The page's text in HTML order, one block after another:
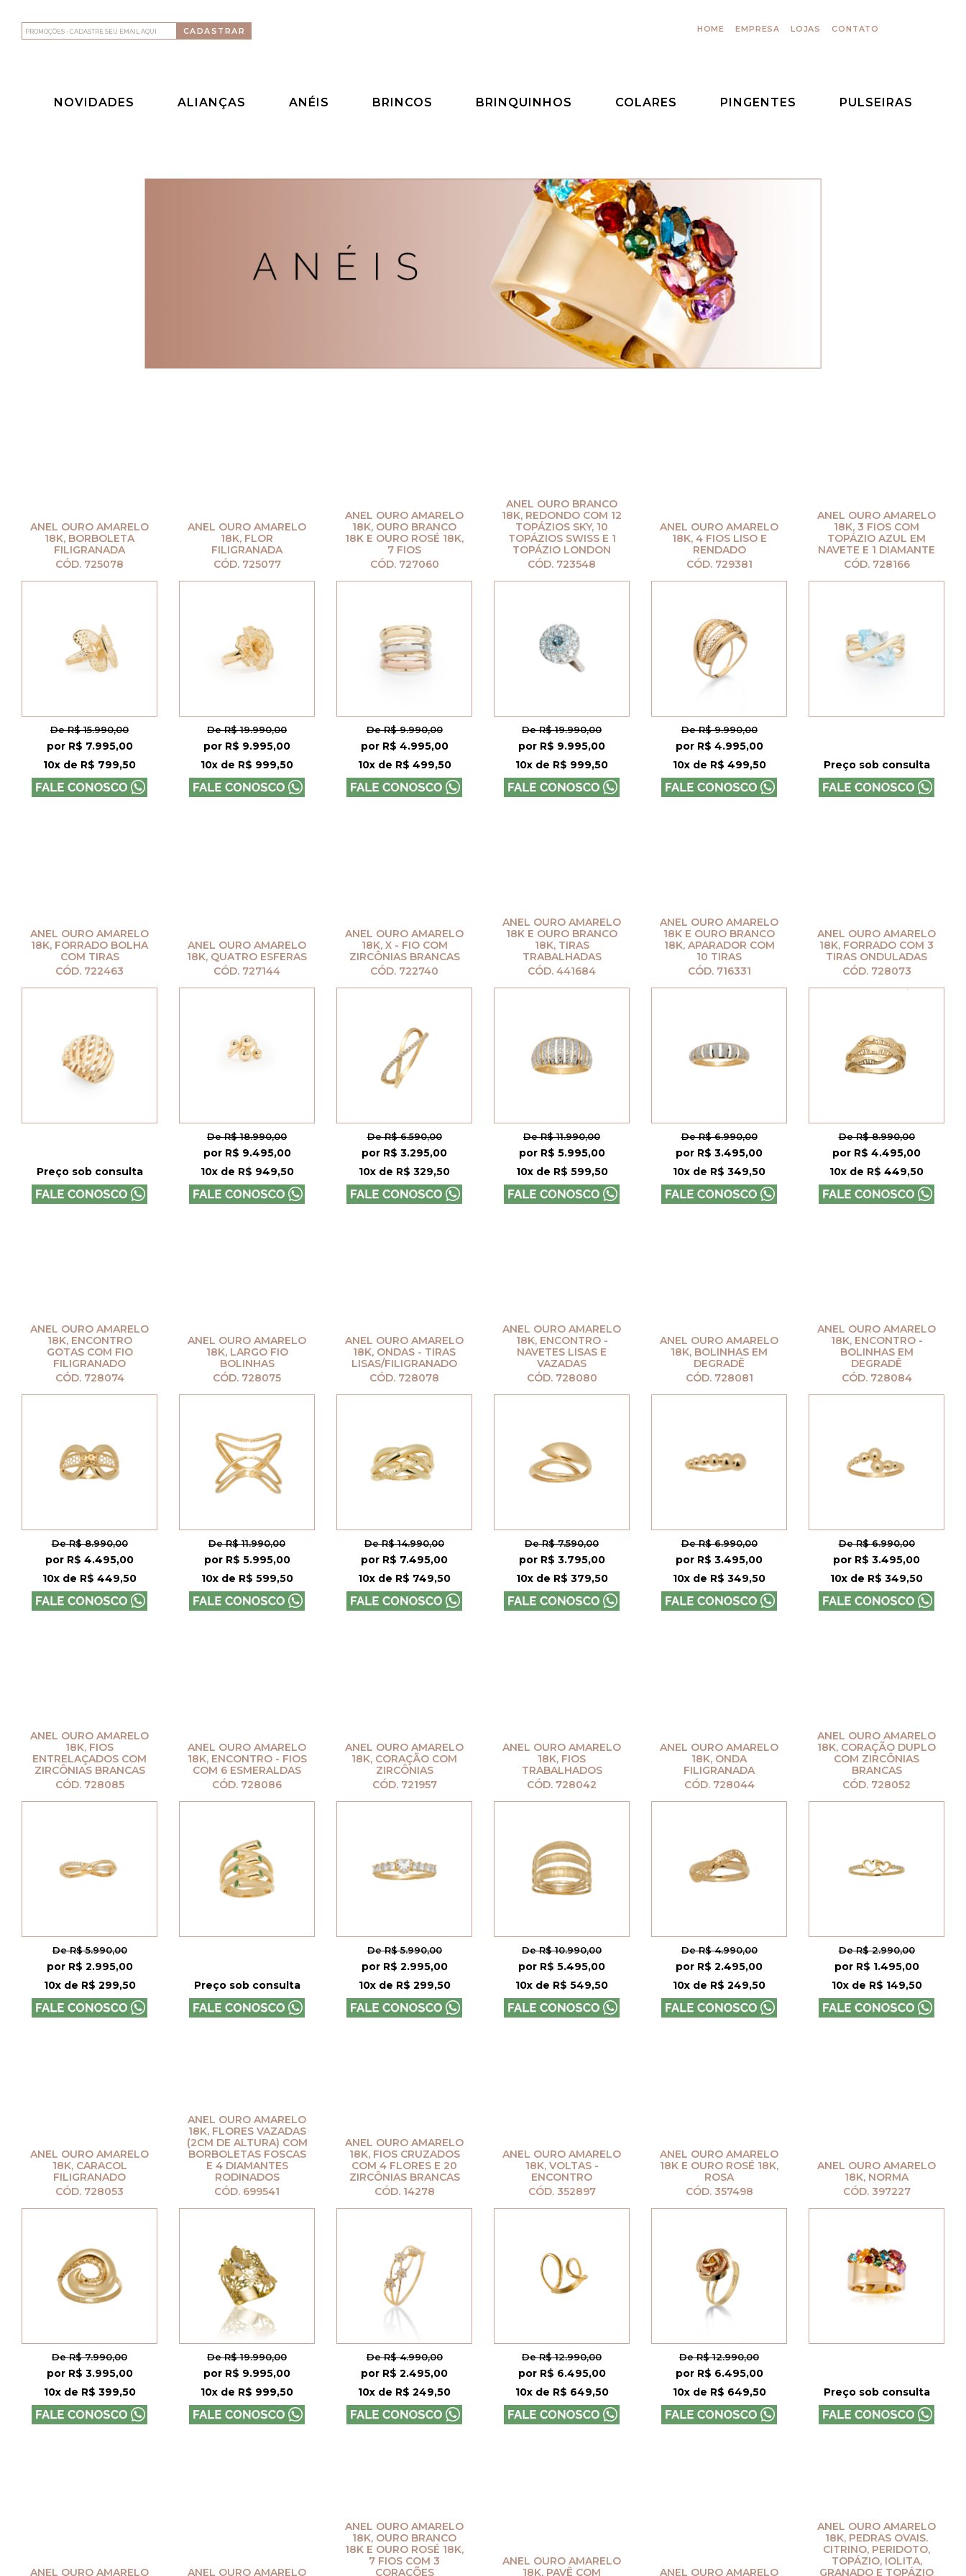
NOVIDADES ALIANÇAS ANÉIS BRINCOS BRINQUINHOS COLARES PINGENTES PULSEIRAS
ANEL OURO AMARELO
18K, BORBOLETA
FILIGRANADA
CÓD. 725078
De R$ 15.990,00
por R$ 7.995,00
10x de R$ 799,50
ANEL OURO AMARELO
18K, FLOR
FILIGRANADA
CÓD. 725077
De R$ 19.990,00
por R$ 9.995,00
10x de R$ 999,50
ANEL OURO AMARELO
18K, OURO BRANCO
18K E OURO ROSÉ 18K,
7 FIOS
CÓD. 727060
De R$ 9.990,00
por R$ 4.995,00
10x de R$ 499,50
ANEL OURO BRANCO
18K, REDONDO COM 12
TOPÁZIOS SKY, 10
TOPÁZIOS SWISS E 1
TOPÁZIO LONDON
CÓD. 723548
De R$ 19.990,00
por R$ 9.995,00
10x de R$ 999,50
ANEL OURO AMARELO
18K, 4 FIOS LISO E
RENDADO
CÓD. 729381
De R$ 9.990,00
por R$ 4.995,00
10x de R$ 499,50
ANEL OURO AMARELO
18K, 3 FIOS COM
TOPÁZIO AZUL EM
NAVETE E 1 DIAMANTE
CÓD. 728166
Preço sob consulta
ANEL OURO AMARELO
18K, FORRADO BOLHA
COM TIRAS
CÓD. 722463
Preço sob consulta
ANEL OURO AMARELO
18K, QUATRO ESFERAS
CÓD. 727144
De R$ 18.990,00
por R$ 9.495,00
10x de R$ 949,50
ANEL OURO AMARELO
18K, X - FIO COM
ZIRCÔNIAS BRANCAS
CÓD. 722740
De R$ 6.590,00
por R$ 3.295,00
10x de R$ 329,50
ANEL OURO AMARELO
18K E OURO BRANCO
18K, TIRAS
TRABALHADAS
CÓD. 441684
De R$ 11.990,00
por R$ 5.995,00
10x de R$ 599,50
ANEL OURO AMARELO
18K E OURO BRANCO
18K, APARADOR COM
10 TIRAS
CÓD. 716331
De R$ 6.990,00
por R$ 3.495,00
10x de R$ 349,50
ANEL OURO AMARELO
18K, FORRADO COM 3
TIRAS ONDULADAS
CÓD. 728073
De R$ 8.990,00
por R$ 4.495,00
10x de R$ 449,50
ANEL OURO AMARELO
18K, ENCONTRO
GOTAS COM FIO
FILIGRANADO
CÓD. 728074
De R$ 8.990,00
por R$ 4.495,00
10x de R$ 449,50
ANEL OURO AMARELO
18K, LARGO FIO
BOLINHAS
CÓD. 728075
De R$ 11.990,00
por R$ 5.995,00
10x de R$ 599,50
ANEL OURO AMARELO
18K, ONDAS - TIRAS
LISAS/FILIGRANADO
CÓD. 728078
De R$ 14.990,00
por R$ 7.495,00
10x de R$ 749,50
ANEL OURO AMARELO
18K, ENCONTRO -
NAVETES LISAS E
VAZADAS
CÓD. 728080
De R$ 7.590,00
por R$ 3.795,00
10x de R$ 379,50
ANEL OURO AMARELO
18K, BOLINHAS EM
DEGRADÊ
CÓD. 728081
De R$ 6.990,00
por R$ 3.495,00
10x de R$ 349,50
ANEL OURO AMARELO
18K, ENCONTRO -
BOLINHAS EM
DEGRADÊ
CÓD. 728084
De R$ 6.990,00
por R$ 3.495,00
10x de R$ 349,50
ANEL OURO AMARELO
18K, FIOS
ENTRELAÇADOS COM
ZIRCÔNIAS BRANCAS
CÓD. 728085
De R$ 5.990,00
por R$ 2.995,00
10x de R$ 299,50
ANEL OURO AMARELO
18K, ENCONTRO - FIOS
COM 6 ESMERALDAS
CÓD. 728086
Preço sob consulta
ANEL OURO AMARELO
18K, CORAÇÃO COM
ZIRCÔNIAS
CÓD. 721957
De R$ 5.990,00
por R$ 2.995,00
10x de R$ 299,50
ANEL OURO AMARELO
18K, FIOS
TRABALHADOS
CÓD. 728042
De R$ 10.990,00
por R$ 5.495,00
10x de R$ 549,50
ANEL OURO AMARELO
18K, ONDA
FILIGRANADA
CÓD. 728044
De R$ 4.990,00
por R$ 2.495,00
10x de R$ 249,50
ANEL OURO AMARELO
18K, CORAÇÃO DUPLO
COM ZIRCÔNIAS
BRANCAS
CÓD. 728052
De R$ 2.990,00
por R$ 1.495,00
10x de R$ 149,50
ANEL OURO AMARELO
18K, CARACOL
FILIGRANADO
CÓD. 728053
De R$ 7.990,00
por R$ 3.995,00
10x de R$ 399,50
ANEL OURO AMARELO
18K, FLORES VAZADAS
(2CM DE ALTURA) COM
BORBOLETAS FOSCAS
E 4 DIAMANTES
RODINADOS
CÓD. 699541
De R$ 19.990,00
por R$ 9.995,00
10x de R$ 999,50
ANEL OURO AMARELO
18K, FIOS CRUZADOS
COM 4 FLORES E 20
ZIRCÔNIAS BRANCAS
CÓD. 14278
De R$ 4.990,00
por R$ 2.495,00
10x de R$ 249,50
ANEL OURO AMARELO
18K, VOLTAS -
ENCONTRO
CÓD. 352897
De R$ 12.990,00
por R$ 6.495,00
10x de R$ 649,50
ANEL OURO AMARELO
18K E OURO ROSÉ 18K,
ROSA
CÓD. 357498
De R$ 12.990,00
por R$ 6.495,00
10x de R$ 649,50
ANEL OURO AMARELO
18K, NORMA
CÓD. 397227
Preço sob consulta
ANEL OURO AMARELO ANEL OURO AMARELO
ANEL OURO AMARELO
18K, OURO BRANCO
18K E OURO ROSÉ 18K,
7 FIOS COM 3
CORAÇÕES
ANEL OURO AMARELO
18K, PAVÊ COM
ANEL OURO AMARELO
ANEL OURO AMARELO
18K, PEDRAS OVAIS.
CITRINO, PERIDOTO,
TOPÁZIO, IOLITA,
GRANADO E TOPÁZIO